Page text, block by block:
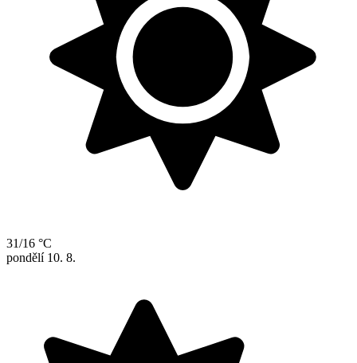
31/16 °C
pondělí 10. 8.